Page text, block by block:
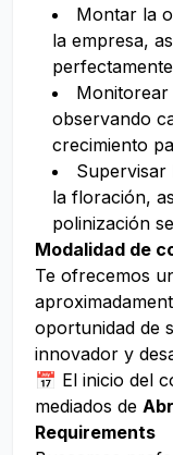
Montar la
la empresa,
observando
crecimiento
Supervisar
la floración,
polinización
Modalidad de
Te ofrecemos
oportunidad de
innovador y
📅 El inicio del
mediados de
Requirements